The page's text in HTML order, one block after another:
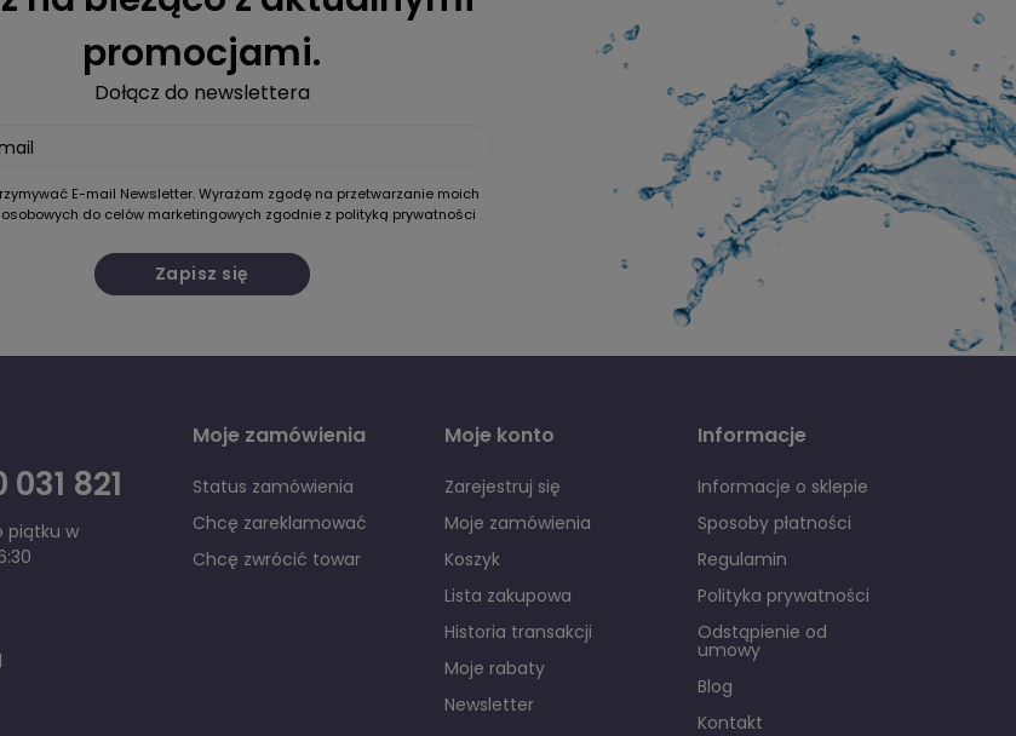
promocjami.
Dołącz do newslettera
E-mail Newsletter. Wyrażam zgodę na przetwarzanie moich
do celów marketingowych zgodnie z polityką prywatności
Zapisz się
821
piątku w
Moje zamówienia
Status zamówienia
Chcę zareklamować
Chcę zwrócić towar
Moje konto
Zarejestruj się
Moje zamówienia
Koszyk
Lista zakupowa
Historia transakcji
Moje rabaty
Newsletter
Informacje
Informacje o sklepie
Sposoby płatności
Regulamin
Polityka prywatności
Odstąpienie od
umowy
Blog
Kontakt